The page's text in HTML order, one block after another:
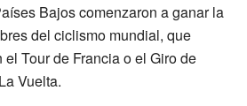
Bajos comenzaron a ganar la
del ciclismo mundial, que
Tour de Francia o el Giro de
Vuelta.